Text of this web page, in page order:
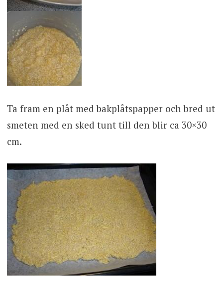
Ta fram en plåt med bakplåtspapper och bred ut
smeten med en sked tunt till den blir ca 30×30
cm.